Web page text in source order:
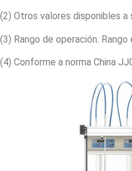
(2) Otros valores disponibles a
(3) Rango de operación.
(4) Conforme a norma China